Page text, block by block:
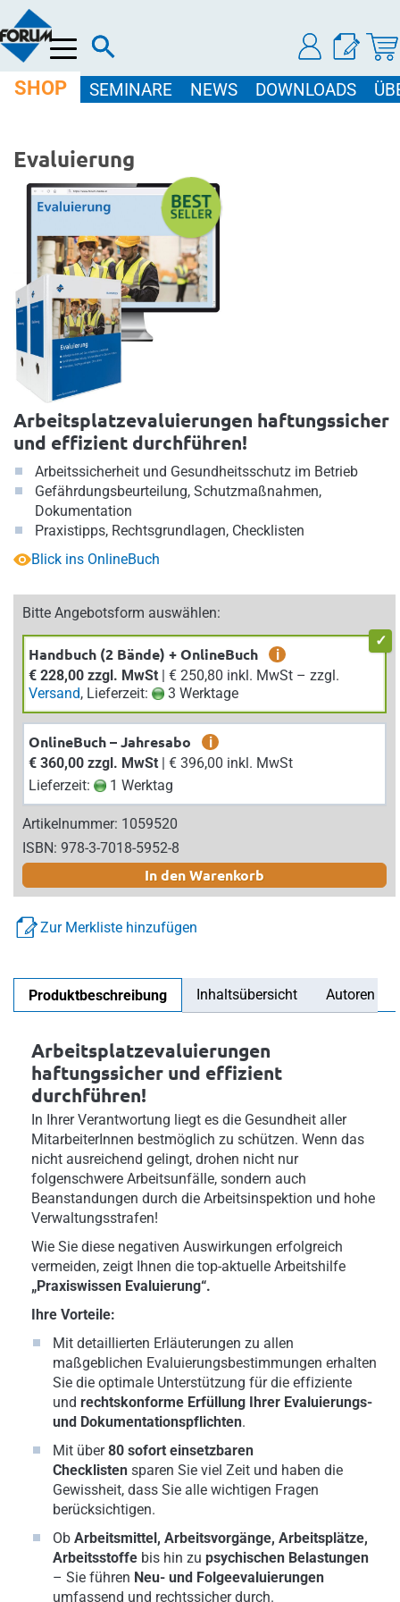
Menü
SHOP SEMINARE NEWS DOWNLOADS
Evaluierung
Arbeitsplatzevaluierungen haftungssicher
und effizient durchführen!
Arbeitssicherheit und Gesundheitsschutz im Betrieb
Gefährdungsbeurteilung, Schutzmaßnahmen,
Dokumentation
Praxistipps, Rechtsgrundlagen, Checklisten
Blick ins OnlineBuch
Bitte Angebotsform auswählen:
Handbuch (2 Bände) + OnlineBuch
i
€ 228,00 zzgl. MwSt
| € 250,80 inkl. MwSt – zzgl.
Versand, Lieferzeit: 3 Werktage
OnlineBuch – Jahresabo
i
€ 360,00 zzgl. MwSt
| € 396,00 inkl. MwSt
Lieferzeit:
1 Werktag
Artikelnummer: 1059520
ISBN: 978-3-7018-5952-8
In den Warenkorb
Zur Merkliste hinzufügen
Produktbeschreibung Inhaltsübersicht Autoren
Arbeitsplatzevaluierungen
haftungssicher und effizient
durchführen!
In Ihrer Verantwortung liegt es die Gesundheit aller
MitarbeiterInnen bestmöglich zu schützen. Wenn das
nicht ausreichend gelingt, drohen nicht nur
folgenschwere Arbeitsunfälle, sondern auch
Beanstandungen durch die Arbeitsinspektion und hohe
Verwaltungsstrafen!
Wie Sie diese negativen Auswirkungen erfolgreich
vermeiden, zeigt Ihnen die top-aktuelle Arbeitshilfe
„Praxiswissen Evaluierung“.
Ihre Vorteile:
Mit detaillierten Erläuterungen zu allen
maßgeblichen Evaluierungsbestimmungen erhalten
Sie die optimale Unterstützung für die effiziente
und rechtskonforme Erfüllung Ihrer Evaluierungs-
und Dokumentationspflichten.
Mit über80 sofort einsetzbaren
Checklisten sparen Sie viel Zeit und haben die
Gewissheit, dass Sie alle wichtigen Fragen
berücksichtigen.
Ob Arbeitsmittel, Arbeitsvorgänge, Arbeitsplätze,
Arbeitsstoffe bis hin zu psychischen Belastungen
– Sie führen Neu- und Folgeevaluierungen
umfassend und rechtssicher durch.